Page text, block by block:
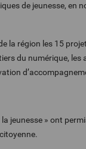
de jeunesse, en
la région les 15
du numérique,
jeunesse » ont